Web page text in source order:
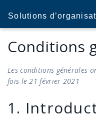
Solutions
Conditions
Les conditions générales
fois le 21 février 2021
1.